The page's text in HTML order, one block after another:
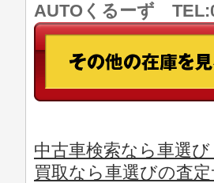
AUTOくるーず
中古車検索なら車選
買取なら車選びの査